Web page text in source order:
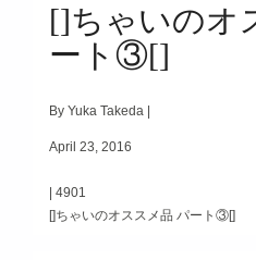
[]ちゃいのオ
ート③[]
By Yuka Takeda |
April 23, 2016
|4901
[]ちゃいのオススメ品 パート③[]